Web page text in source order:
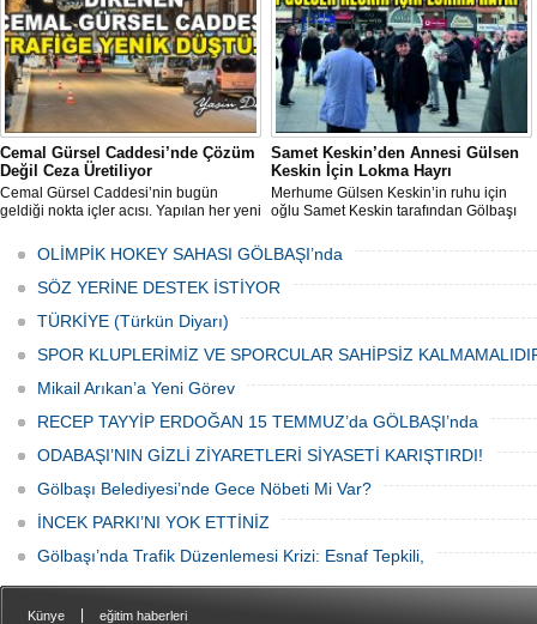
Cemal Gürsel Caddesi’nde Çözüm
Değil Ceza Üretiliyor
Cemal Gürsel Caddesi’nin bugün
geldiği nokta içler acısı. Yapılan her yeni
adeta başka bir noktaya taşıyor
Samet Keskin’den Annesi Gülsen
Keskin İçin Lokma Hayrı
Merhume Gülsen Keskin’in ruhu için
oğlu Samet Keskin tarafından Gölbaşı
önünde lokma ikramı gerçekleştirildi.
Düzenlenen hayra çok sayıda siyasi
temsilci, sivil toplum kuruluşu üyeleri ve
OLİMPİK HOKEY SAHASI GÖLBAŞI’nda
SÖZ YERİNE DESTEK İSTİYOR
TÜRKİYE (Türkün Diyarı)
SPOR KLUPLERİMİZ VE SPORCULAR SAHİPSİZ
Mikail Arıkan’a Yeni Görev
RECEP TAYYİP ERDOĞAN 15 TEMMUZ’da GÖLBAŞI’nda
ODABAŞI’NIN GİZLİ ZİYARETLERİ SİYASETİ KARIŞTIRDI!
Gölbaşı Belediyesi’nde Gece Nöbeti Mi Var?
İNCEK PARKI’NI YOK ETTİNİZ
Gölbaşı’nda Trafik Düzenlemesi Krizi: Esnaf Tepkili,
Künye eğitim haberleri